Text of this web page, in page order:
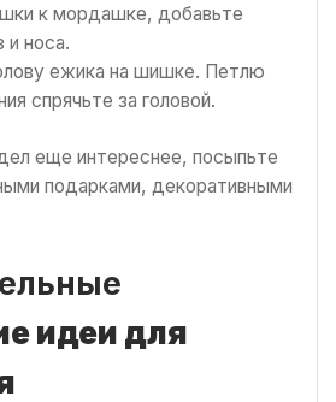
к мордашке, добавьте
и носа.
ежика на шишке. Петлю
спрячьте за головой.
еще интереснее, посыпьте
подарками, декоративными
идеи для